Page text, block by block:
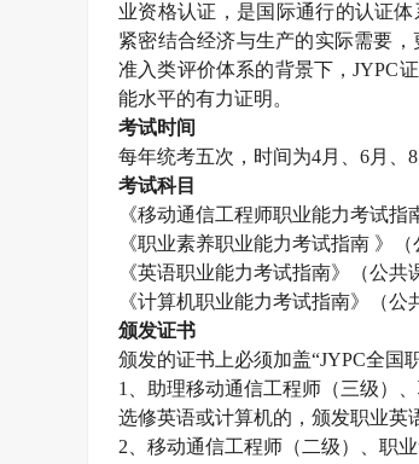
业资格认证，是国际通行的认证
紧密结合经济与生产的实际需要
准入类评价体系的背景下，JYPC
能水平的有力证明。
考试时间
每年统考五次，时间为4月、 6月、 8
考试科目
《移动通信工程师职业能力考试指
《职业素养职业能力考试指南 》（
《英语职业能力考试指南》（公共
《计算机职业能力考试指南》（公
颁发证书
颁发的证书上必须加盖“JYPC全国
1
、助理移动通信工程师（三级）
选修英语或计算机的，颁发职业英
2 、移动通信工程师（二级）、职